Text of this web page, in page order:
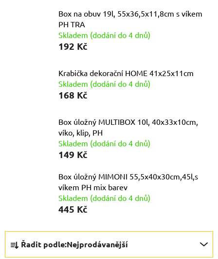
Box na obuv 19l, 55x36,5x11,8cm s víkem
PH TRA
Skladem (dodání do 4 dnů)
192 Kč
Krabička dekorační HOME 41x25x11cm
Skladem (dodání do 4 dnů)
168 Kč
Box úložný MULTIBOX 10l, 40x33x10cm,
víko, klip, PH
Skladem (dodání do 4 dnů)
149 Kč
Box úložný MIMONI 55,5x40x30cm,45l,s
víkem PH mix barev
Skladem (dodání do 4 dnů)
445 Kč
Řadit podle:Nejprodávanější